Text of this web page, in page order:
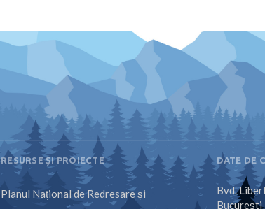
RESURSE ȘI PROIECTE
Planul Național de Redresare și
DATE DE
Bvd.
Bucureşti